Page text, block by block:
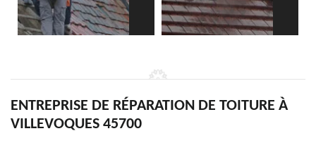
ENTREPRISE DE RÉPARATION DE TOITURE À
VILLEVOQUES 45700